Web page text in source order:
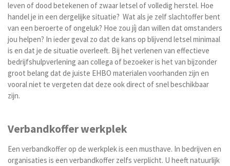
leven of dood betekenen of zwaar letsel of volledig herstel. Hoe
handel je in een dergelijke situatie? Wat als je zelf slachtoffer bent
van een beroerte of ongeluk? Hoe zou jíj dan willen dat omstanders
jou helpen? In ieder geval zo dat de kans op blijvend letsel minimaal
is en dat je de situatie overleeft. Bij het verlenen van effectieve
bedrijfshulpverlening aan collega of bezoeker is het van bijzonder
groot belang dat de juiste EHBO materialen voorhanden zijn en
vooral niet te vergeten dat deze ook direct of snel beschikbaar
zijn.
Verbandkoffer werkplek
Een verbandkoffer op de werkplek is een musthave. In bedrijven en
organisaties is een verbandkoffer zelfs verplicht. U heeft natuurlijk